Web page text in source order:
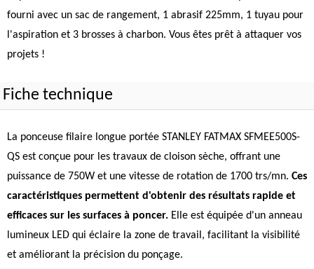
fourni avec un sac de rangement, 1 abrasif 225mm, 1 tuyau pour
l'aspiration et 3 brosses à charbon. Vous êtes prêt à attaquer vos
projets !
Fiche technique
La ponceuse filaire longue portée STANLEY FATMAX SFMEE500S-
QS est conçue pour les travaux de cloison sèche, offrant une
puissance de 750W et une vitesse de rotation de 1700 trs/mn. Ces
caractéristiques permettent d'obtenir des résultats rapide et
efficaces sur les surfaces à poncer. Elle est équipée d'un anneau
lumineux LED qui éclaire la zone de travail, facilitant la visibilité
et améliorant la précision du ponçage.